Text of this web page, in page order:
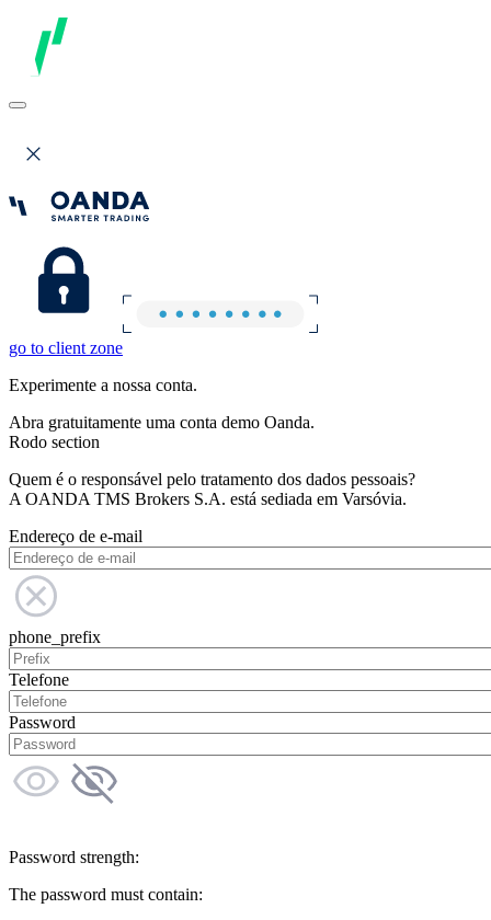
go to client zone
Experimente a nossa conta.
Abra gratuitamente uma conta demo Oanda.
Rodo section
Quem é o responsável pelo tratamento dos dados pessoais?
A OANDA TMS Brokers S.A. está sediada em Varsóvia.
Endereço de e-mail
phone_prefix
Telefone
Password
Password strength:
The password must contain: